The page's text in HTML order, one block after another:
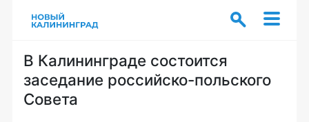
В Калининграде состоится
заседание российско-польского
Совета